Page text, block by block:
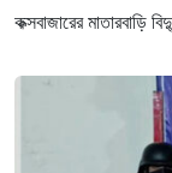
কক্সবাজারের মাতারবাড়ি